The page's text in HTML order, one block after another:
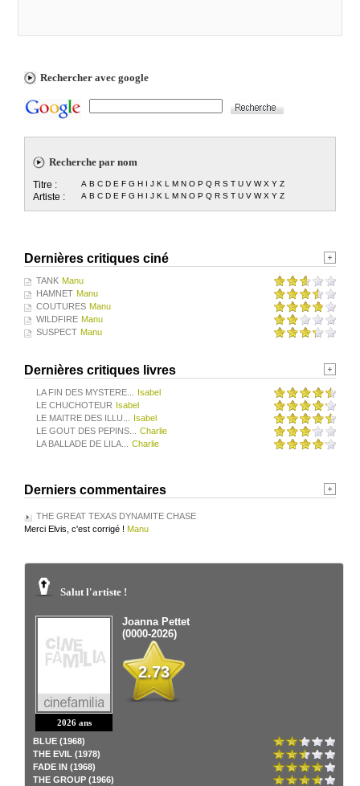
Rechercher avec google
Recherche par nom
Titre : A B C D E F G H I J K L M N O P Q R S T U V W X Y Z
Artiste : A B C D E F G H I J K L M N O P Q R S T U V W X Y Z
Dernières critiques ciné
TANK Manu
HAMNET Manu
COUTURES Manu
WILDFIRE Manu
SUSPECT Manu
Dernières critiques livres
LA FIN DES MYSTERE...
Isabel
LE CHUCHOTEUR Isabel
LE MAITRE DES ILLU...
Isabel
LE GOUT DES PEPINS...
Charlie
LA BALLADE DE LILA...
Charlie
Derniers commentaires
THE GREAT TEXAS DYNAMITE CHASE
Merci Elvis, c'est corrigé ! Manu
Salut l'artiste !
2026 ans
Joanna Pettet
(0000-2026)
2.73
BLUE (1968)
THE EVIL (1978)
FADE IN (1968)
THE GROUP (1966)